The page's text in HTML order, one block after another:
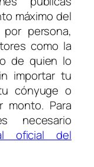
máximo del
por persona,
como la
de quien lo
importar tu
cónyuge o
monto. Para
necesario
oficial del